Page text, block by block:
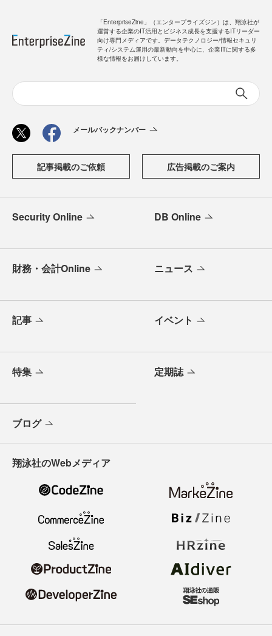
「EnterpriseZine」（エンタープライズジン）は、翔泳社が
運営する企業のIT活用とビジネス成長を支援するITリーダー
向け専門メディアです。データテクノロジー/情報セキュリ
ティ/システム運用の最新動向を中心に、企業ITに関する多
様な情報をお届けしています。
メールバックナンバー
記事掲載のご依頼 広告掲載のご案内
Security Online DB Online
財務・会計Online ニュース
記事 イベント
特集 定期誌
ブログ
翔泳社のWebメディア